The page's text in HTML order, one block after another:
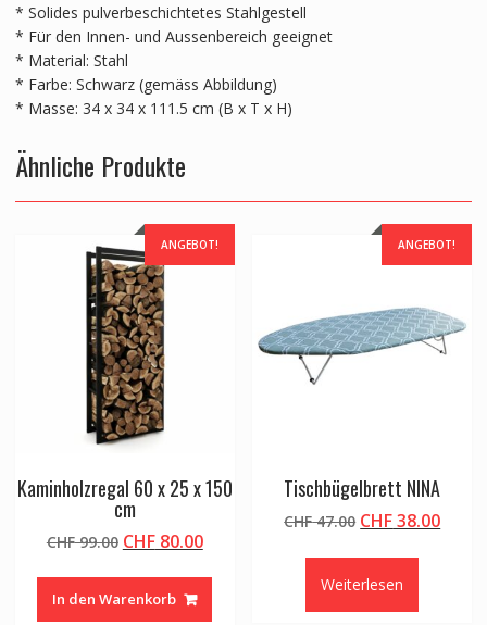
* Solides pulverbeschichtetes Stahlgestell
* Für den Innen- und Aussenbereich geeignet
* Material: Stahl
* Farbe: Schwarz (gemäss Abbildung)
* Masse: 34 x 34 x 111.5 cm (B x T x H)
Ähnliche Produkte
ANGEBOT!
Kaminholzregal 60 x 25 x 150
cm
CHF99.00 Ursprünglicher
war:
CHF 99.00
CHF80.00Aktueller
In den Warenkorb
ANGEBOT!
Tischbügelbrett NINA
CHF47.00 Ursprünglicher
CHF 47.00
CHF38.00
Weiterlesen